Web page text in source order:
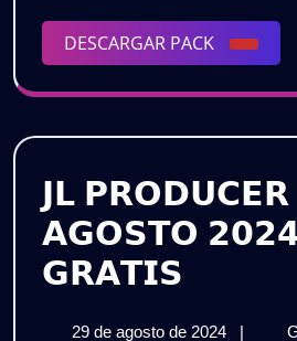
DESCARGAR PACK
PACK
𝗝𝗟
𝗔𝗚𝗢𝗦𝗧𝗢
𝗚𝗥𝗔𝗧𝗜𝗦
29 de agosto de 2024 29|